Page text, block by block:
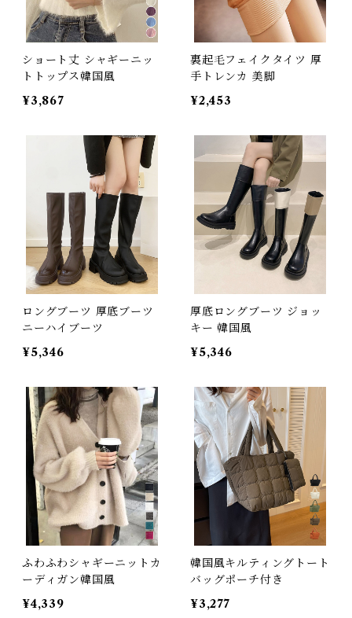
ショート丈 シャギーニッ
トトップス韓国風
¥3,867
裏起毛フェイクタイツ 厚
手トレンカ 美脚
¥2,453
ロングブーツ 厚底ブーツ
ニーハイブーツ
¥5,346
厚底ロングブーツ ジョッ
キー 韓国風
¥5,346
ふわふわシャギーニットカ
ーディガン韓国風
¥4,339
韓国風キルティングトート
バッグポーチ付き
¥3,277